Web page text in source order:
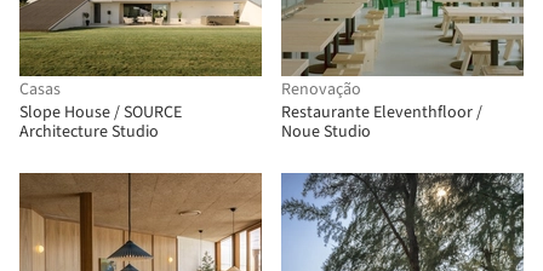
Casas
Slope House / SOURCE
Architecture Studio
Renovação
Restaurante Eleventhfloor /
Noue Studio